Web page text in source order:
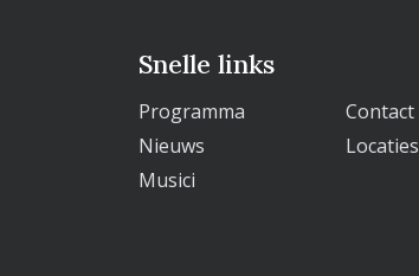
Snelle links
Programma
Contact
Nieuws
Locaties
Musici